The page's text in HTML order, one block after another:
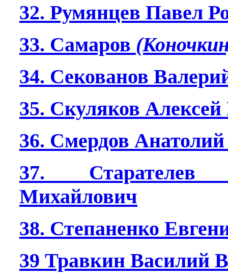
32. Румянцев Павел
33. Самаров
34. Секованов
35. Скуляков
36. Смердов
37.
Михайлович
38. Степаненко
39 Травкин Василий